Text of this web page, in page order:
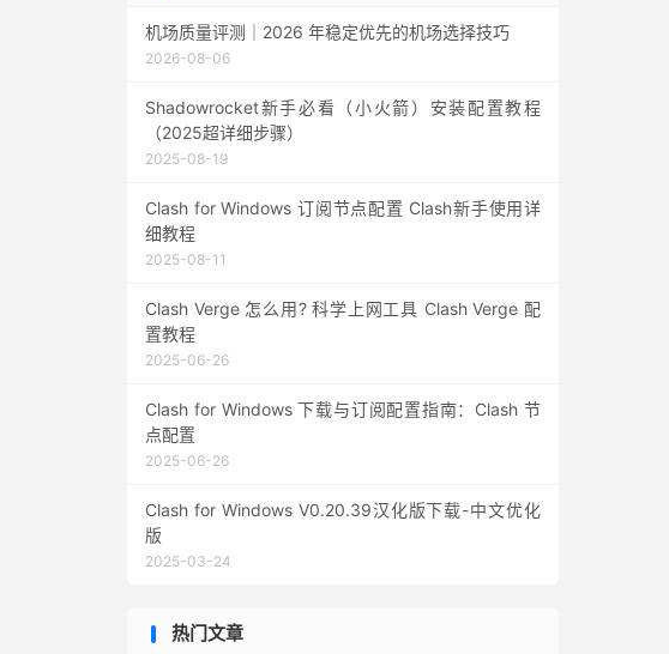
机场质量评测｜2026 年稳定优先的机场选择技巧
2026-08-06
Shadowrocket新手必看（小火箭）安装配置教程
（2025超详细步骤）
2025-08-19
Clash for Windows 订阅节点配置 Clash新手使用详
细教程
2025-08-11
Clash Verge 怎么用? 科学上网工具 Clash Verge 配
置教程
2025-06-26
Clash for Windows 下载与订阅配置指南：Clash 节
点配置
2025-06-26
Clash for Windows V0.20.39汉化版下载-中文优化
版
2025-03-24
热门文章